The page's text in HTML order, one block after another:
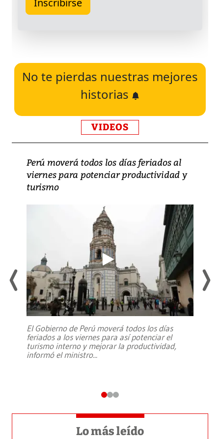
No te pierdas nuestras mejores
historias
VIDEOS
Perú moverá todos los días feriados al
viernes para potenciar productividad y
turismo
El Gobierno de Perú moverá todos los días
feriados a los viernes para así potenciar el
turismo interno y mejorar la productividad,
informó el ministro...
Lo más leído